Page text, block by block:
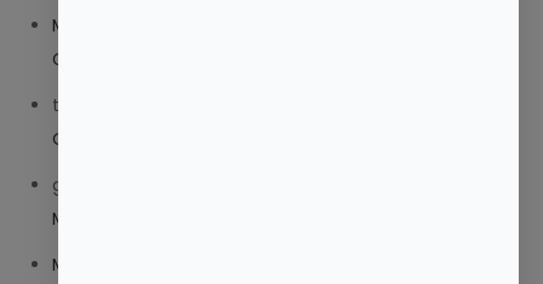
Mariana Pozo
COMPUESTO O TRIBEDOCE DX?
trolls_pipis
O TRIBEDOCE DX?
giovannaservin220
MUNICIPIO?
Mariana Pozo